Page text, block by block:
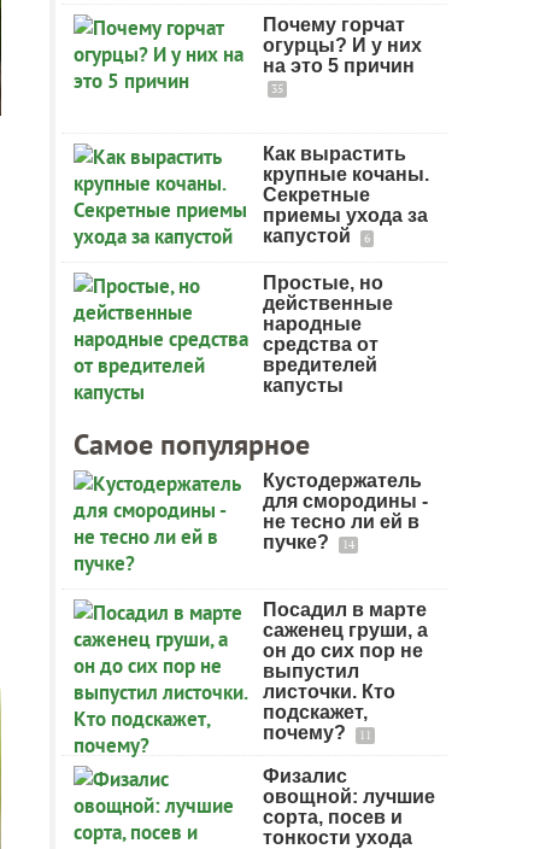
Почему горчат
огурцы? И у них
на это 5 причин
35
Как вырастить
крупные кочаны.
Секретные
приемы ухода за
капустой
6
Простые, но
действенные
народные
средства от
вредителей
капусты
Самое популярное
Кустодержатель
для смородины -
не тесно ли ей в
пучке?
14
Посадил в марте
саженец груши, а
он до сих пор не
выпустил
листочки. Кто
подскажет,
почему?
11
Физалис
овощной: лучшие
сорта, посев и
тонкости ухода